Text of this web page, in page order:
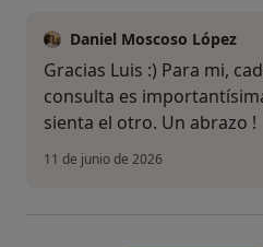
Daniel Moscoso López
Gracias Luis :) Para mi,
consulta es
sienta el otro. Un abrazo !
11 de junio de 2026